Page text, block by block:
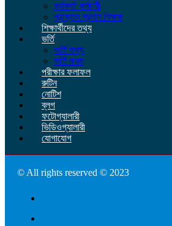
কর্মকর্তা কর্মচারী
প্রাক্তন প্রধান শিক্ষক
শিক্ষার্থীদের তথ্য
ভর্তি
ভর্তি তথ্য
ভর্তি ফরম
পরীক্ষার ফলাফল
রুটিন
নোটিশ
ব্লগ
ফটোগ্যালারী
ভিডিওগ্যালারী
যোগাযোগ
© All rights reserved © 2023